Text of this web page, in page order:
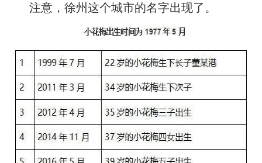
注意，徐州这个城市的名字出现了。